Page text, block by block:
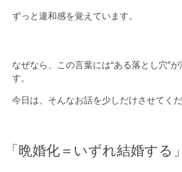
ずっと違和感を覚えています。
なぜなら、この言葉には“ある落とし穴”
す。
今日は、そんなお話を少しだけさせてくだ
「晩婚化＝いずれ結婚する